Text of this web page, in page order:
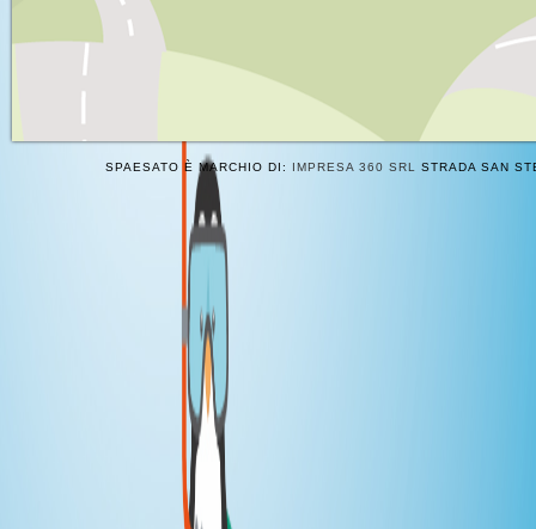
SPAESATO È MARCHIO DI: IMPRESA 360 SRL STRADA SAN